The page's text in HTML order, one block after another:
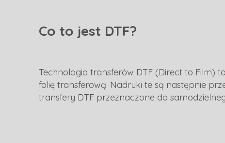
Co to jest DTF?
Technologia transferów DTF (Direct to Film)
folię transferową. Nadruki te są następnie
transfery DTF przeznaczone do